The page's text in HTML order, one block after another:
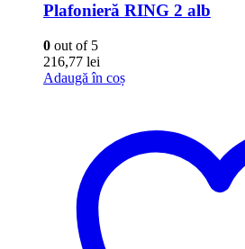
Plafonieră RING 2 alb
0 out of 5
216,77 lei
Adaugă în coș